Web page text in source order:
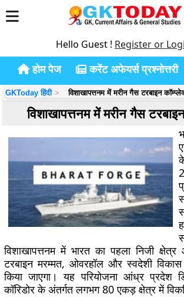
Hello Guest ! Register or
होम पेज करेंट अफेयर्स प्रश्नोत्तरी
GKToday हिंदी विशाखापत्तनम में मरीन गैस टरबाइन
विशाखापत्तनम में मरीन गैस
विशाखापत्तनम में भारत का पहला निजी
टरबाइन मरम्मत, ओवरहॉल और स्वदेशी विकास
किया जाएगा। यह परियोजना आंध्र प्रदेश
कॉरिडोर के अंतर्गत लगभग 80 एकड़ क्षेत्र में